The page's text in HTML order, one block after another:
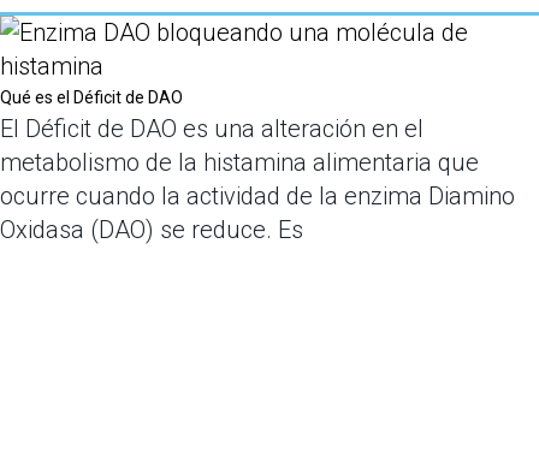
Qué es el Déficit de DAO
El Déficit de DAO es una alteración en el
metabolismo de la histamina alimentaria que
ocurre cuando la actividad de la enzima Diamino
Oxidasa (DAO) se reduce. Es